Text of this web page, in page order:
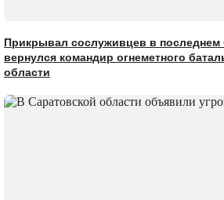
Прикрывал сослуживцев в
вернулся командир огнеметного
области